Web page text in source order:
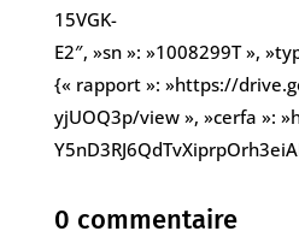
15VGK-
E2″, »sn »: »1008299T »,
{« rapport »: »https://
yjUOQ3p/view », »cerfa »:
0 commentaire